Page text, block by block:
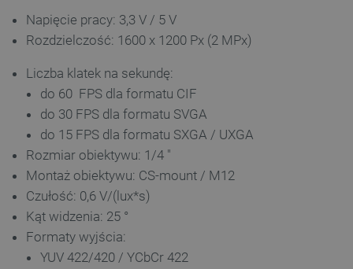
Napięcie pracy: 3,3 V / 5 V
Rozdzielczość: 1600 x 1200 Px (2 MPx)
Liczba klatek na sekundę:
do 60 FPS dla formatu CIF
do 30 FPS dla formatu SVGA
do 15 FPS dla formatu SXGA / UXGA
Rozmiar obiektywu: 1/4 "
Montaż obiektywu: CS-mount / M12
Czułość: 0,6 V/(lux*s)
Kąt widzenia: 25 °
Formaty wyjścia:
YUV 422/420 / YCbCr 422
Funkcjonalność
Niezbędne pliki cookie umożliwiają korzystanie z
jak logowanie użytkownika i zarządzanie kontem.
Bez niezbędnych plików cookie nie można
prawidłowo korzystać ze strony internetowej.
Nazwa
PrestaShop-[abcdef0123456789]{32}